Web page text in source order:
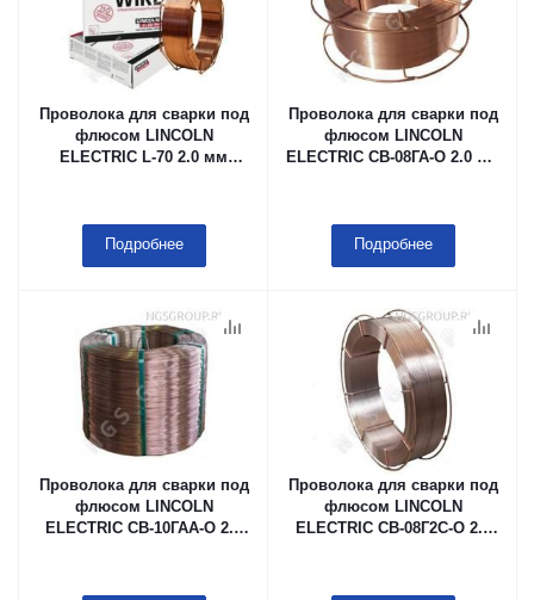
Проволока для сварки под
флюсом LINCOLN
ELECTRIC L-70 2.0 мм
летучим ингибитором
коррозии (VCI)
Подробнее
Проволока для сварки под
флюсом LINCOLN
ELECTRIC СВ-08ГА-О 2.0 мм
Подробнее
Проволока для сварки под
флюсом LINCOLN
ELECTRIC СВ-10ГАА-О 2.0
Проволока для сварки под
флюсом LINCOLN
ELECTRIC СВ-08Г2С-О 2.0